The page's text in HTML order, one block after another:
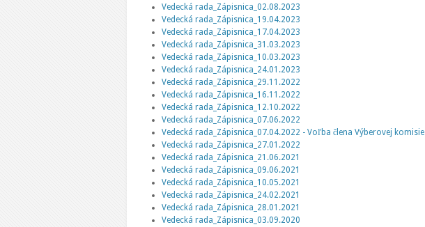
Vedecká rada_Zápisnica_02.08.2023
Vedecká rada_Zápisnica_19.04.2023
Vedecká rada_Zápisnica_17.04.2023
Vedecká rada_Zápisnica_31.03.2023
Vedecká rada_Zápisnica_10.03.2023
Vedecká rada_Zápisnica_24.01.2023
Vedecká rada_Zápisnica_29.11.2022
Vedecká rada_Zápisnica_16.11.2022
Vedecká rada_Zápisnica_12.10.2022
Vedecká rada_Zápisnica_07.06.2022
Vedecká rada_Zápisnica_07.04.2022 - Voľba člena Výberovej komisie
Vedecká rada_Zápisnica_27.01.2022
Vedecká rada_Zápisnica_21.06.2021
Vedecká rada_Zápisnica_09.06.2021
Vedecká rada_Zápisnica_10.05.2021
Vedecká rada_Zápisnica_24.02.2021
Vedecká rada_Zápisnica_28.01.2021
Vedecká rada_Zápisnica_03.09.2020